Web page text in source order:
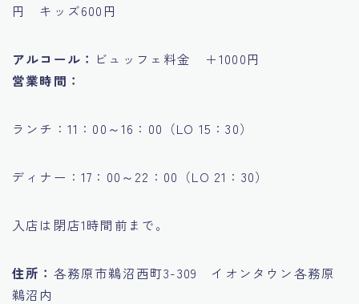
円 キッズ600円
アルコール： ビュッフェ料金 ＋1000円
営業時間：
ランチ：11：00～16：00（LO 15：30）
ディナー：17：00～22：00（LO 21：30）
入店は閉店1時間前まで。
住所： 各務原市鵜沼西町3-309 イオンタウン各務原
鵜沼内